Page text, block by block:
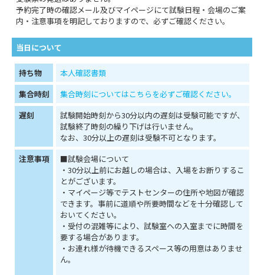
予約完了時の確認メール及びマイページにて試験日程・会場のご案
内・注意事項を明記しておりますので、必ずご確認ください。
当日について
持ち物
本人確認書類
集合時刻
集合時刻についてはこちらを必ずご確認ください。
遅刻
試験開始時刻から30分以内の遅刻は受験可能ですが、
試験終了時刻の繰り下げは行いません。
なお、30分以上の遅刻は受験不可となります。
注意事項
■試験会場について
・30分以上前にお越しの場合は、入場をお断りするこ
とがございます。
・マイページ等でテストセンターの住所や地図が確認
できます。事前に道順や所要時間などを十分確認して
おいてください。
・受付の混雑等により、試験室への入室までに時間を
要する場合があります。
・お連れ様が待機できるスペース等の用意はありませ
ん。